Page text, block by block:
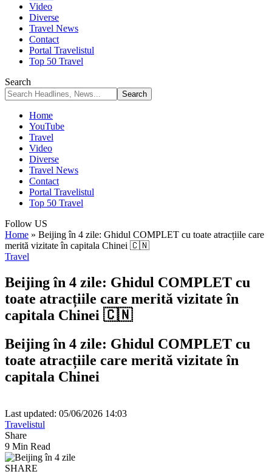
Video
Diverse
Travel News
Contact
Portal Travelistul
Top 50 Travel
Search
Home
YouTube
Travel
Video
Diverse
Travel News
Contact
Portal Travelistul
Top 50 Travel
Follow US
Home » Beijing în 4 zile: Ghidul COMPLET cu toate atracțiile care
merită vizitate în capitala Chinei 🇨🇳
Travel
Beijing în 4 zile: Ghidul COMPLET cu
toate atracțiile care merită vizitate în
capitala Chinei 🇨🇳
Beijing în 4 zile: Ghidul COMPLET cu
toate atracțiile care merită vizitate în
capitala Chinei
Last updated: 05/06/2026 14:03
Travelistul
Share
9 Min Read
SHARE